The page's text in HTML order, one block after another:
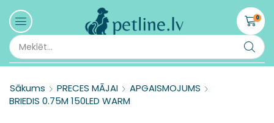
0
Sākums PRECES MĀJAI
APGAISMOJUMS
BRIEDIS 0.75M 150LED WARM